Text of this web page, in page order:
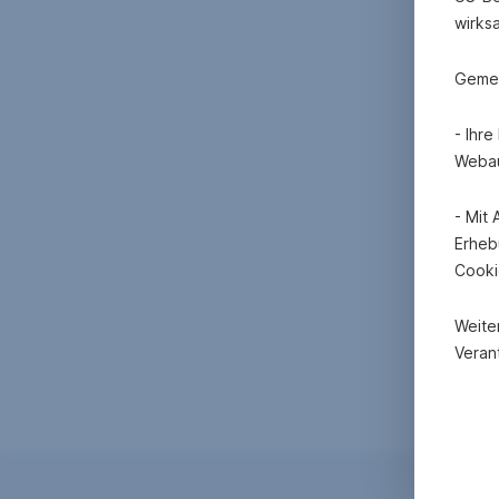
- Ihre
- Mit